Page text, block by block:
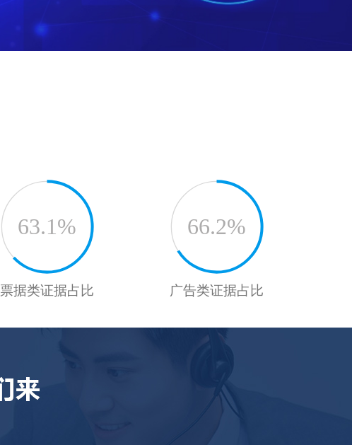
63.1%
票据类证据占比
66.2%
广告类证据占比